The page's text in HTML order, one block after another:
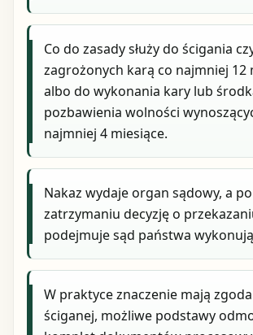
Co do zasady służy do ścigania
zagrożonych karą co najmniej 12
albo do wykonania kary lub
pozbawienia wolności
najmniej 4 miesiące.
Nakaz wydaje organ sądowy, a po
zatrzymaniu decyzję o
podejmuje sąd państwa
W praktyce znaczenie mają
ściganej, możliwe podstawy